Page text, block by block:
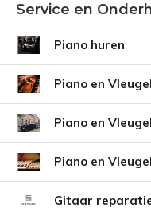
Service en
Piano huren
Piano en
Piano en
Piano en
Gitaar